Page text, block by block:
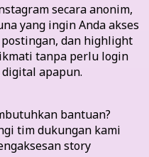
secara anonim,
yang ingin Anda akses
dan highlight
tanpa perlu login
apapun.
bantuan?
tim dukungan kami
story